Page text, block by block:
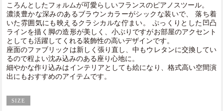
ころんとしたフォルムが可愛らしいフランスのピアノスツール。
濃淡豊かな深みのあるブラウンカラーがシックな装いで、 落ち着
いた雰囲気にも映えるクラシカルな佇まい。 ぷっくりとした凹凸
ラインを描く脚の造形が美しく、小ぶりですがお部屋のアクセント
としても活躍してくれる装飾性の高いデザインです。
座面のファブリックは新しく張り直し、中もウレタンに交換してい
るので程よい沈み込みのある座り心地に。
細やかな作り込みはインテリアとしても絵になり、格式高い空間演
出にもおすすめのアイテムです。